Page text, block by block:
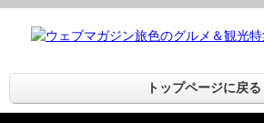
トップページに戻る